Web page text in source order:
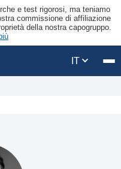
e test rigorosi, ma teniamo
commissione di affiliazione
della nostra capogruppo.
IT